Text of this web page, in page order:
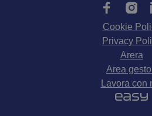
Cookie
Privacy
Arera
Area
Lavora con